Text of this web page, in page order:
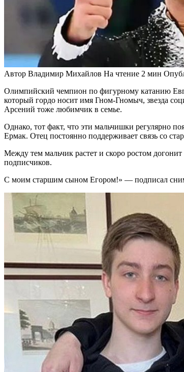
Автор Владимир Михайлов На чтение 2 мин
Олимпийский чемпион по фигурному катанию
который гордо носит имя Гном-Гномыч, звезда
Арсений тоже любимчик в семье.
Однако, тот факт, что эти мальчишки регулярно
Ермак. Отец постоянно поддерживает связь со
Между тем мальчик растет и скоро ростом
подписчиков.
С моим старшим сыном Егором!» — подписал